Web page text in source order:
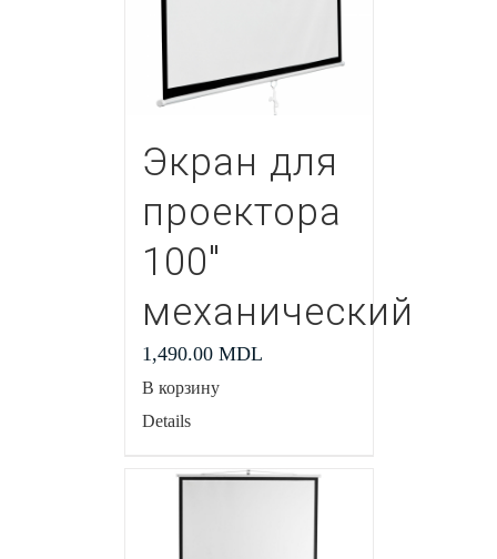
Экран для
проектора
100″
механический
1,490.00 MDL
В корзину
Details